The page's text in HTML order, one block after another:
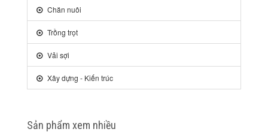
Chăn nuôi
Trồng trọt
Vải sợi
Xây dựng - Kiến trúc
Sản phẩm xem nhiều